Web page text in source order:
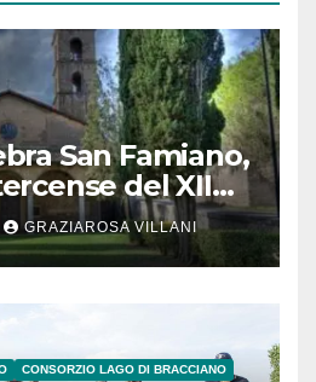
San Famiano,
del XII
GRAZIAROSA VILLANI
CONSORZIO LAGO DI BRACCIANO